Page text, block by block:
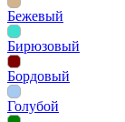
Бежевый
Бирюзовый
Бордовый
Голубой